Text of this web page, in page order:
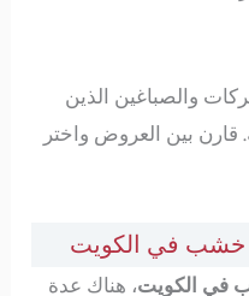
والصباغين الذين
قارن بين العروض واختر
في الكويت، هناك عدة